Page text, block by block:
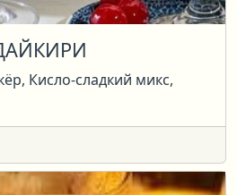
Кисло-сладкий микс,